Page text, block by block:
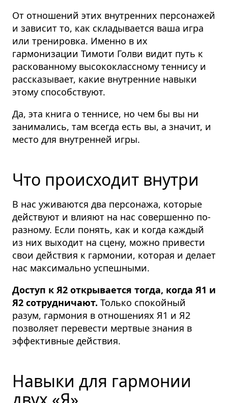
От отношений этих внутренних персонажей
и зависит то, как складывается ваша игра
или тренировка. Именно в их
гармонизации Тимоти Голви видит путь к
раскованному высококлассному теннису и
рассказывает, какие внутренние навыки
этому способствуют.
Да, эта книга о теннисе, но чем бы вы ни
занимались, там всегда есть вы, а значит, и
место для внутренней игры.
Что происходит внутри
В нас уживаются два персонажа, которые
действуют и влияют на нас совершенно по-
разному. Если понять, как и когда каждый
из них выходит на сцену, можно привести
свои действия к гармонии, которая и делает
нас максимально успешными.
Доступ к Я2 открывается тогда, когда Я1 и
Я2 сотрудничают. Только спокойный
разум, гармония в отношениях Я1 и Я2
позволяет перевести мертвые знания в
эффективные действия.
Навыки для гармонии